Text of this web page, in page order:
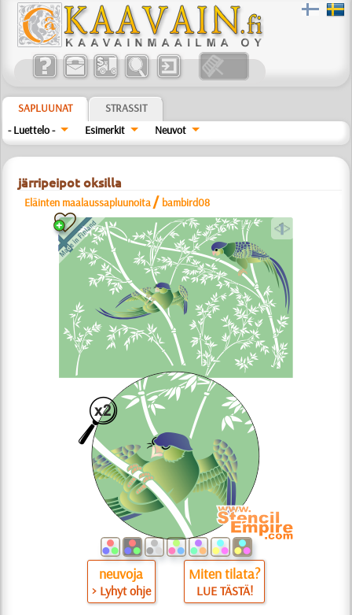
SAPLUUNAT
STRASSIT
- Luettelo -
Esimerkit Neuvot
järripeipot oksilla
Eläinten maalaussapluunoita / bambird08
a
neuvoja
> Lyhyt ohje
Miten tilata?
LUE TÄSTÄ!